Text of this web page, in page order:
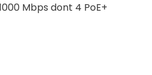
Mbps dont 4 PoE+